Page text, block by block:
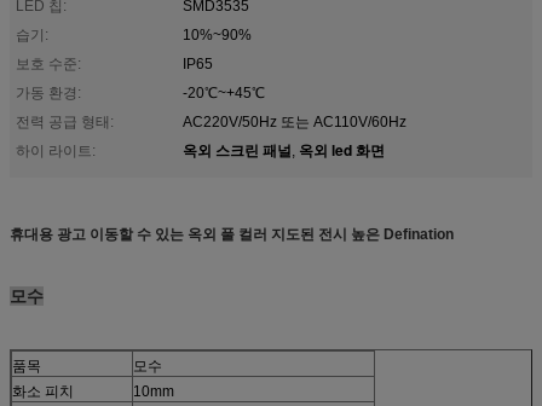
LED 칩:
SMD3535
습기:
10%~90%
보호 수준:
IP65
가동 환경:
-20℃~+45℃
전력 공급 형태:
AC220V/50Hz 또는 AC110V/60Hz
하이 라이트:
옥외 스크린 패널, 옥외 led 화면
휴대용 광고 이동할 수 있는 옥외 풀 컬러 지도된 전시 높은 Defination
모수
품목
모수
화소 피치
10mm